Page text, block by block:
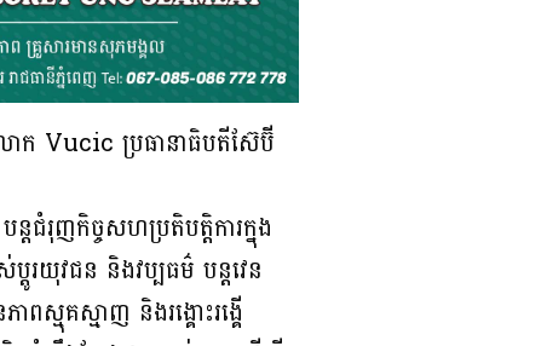
ោក Vucic ប្រធានាធិបតីស៊ែប៊ី
តជំរុញកិច្ចសហប្រតិបត្តិការក្នុង
តូរយុវជន និងវប្បធម៌ បន្តវេន
ស្មុគស្មាញ និងរង្គោះរង្គើ